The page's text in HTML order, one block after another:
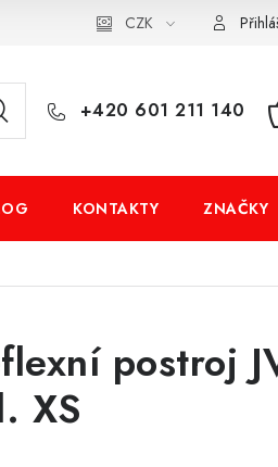
Obchodní podmínky Doprava
CZK
+420 601 211 140
KONTAKTY ZNAČKY
postroj
XS